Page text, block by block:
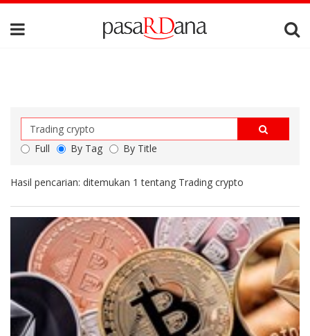
Full By Tag By Title
Hasil pencarian: ditemukan 1 tentang Trading crypto